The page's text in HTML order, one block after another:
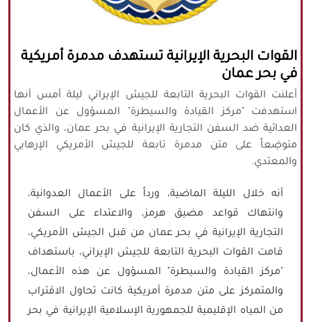
يُرجى ذكر المصدر عند نقل أي موضوع عن
موقعنا
القوات البحرية الإيرانية تستهدف مدمرة أمريكية
في بحر عمان
أعلنت القوات البحرية التابعة للجيش الإيراني ليلة أمس أنها
استهدفت "مركز القيادة والسيطرة" المسؤول عن الأعمال
العدائية ضد السفن التجارية الإيرانية في بحر عمان، والذي كان
متوضِعاً على متن مدمرة تابعة للجيش الأمريكي الإرهابي
والمعتدي.
أنه خلال الليلة الماضية، ورداً على الأعمال العدوانية،
وانتهاك قواعد مضيق هرمز، والاعتداء على السفن
التجارية الإيرانية في بحر عمان من قبل الجيش الأمريكي،
قامت القوات البحرية التابعة للجيش الإيراني، باستهداف
"مركز القيادة والسيطرة" المسؤول عن هذه الأعمال،
والمتمركز على متن مدمرة أمريكية كانت تحاول الاقتراب
من المياه الإقليمية للجمهورية الإسلامية الإيرانية في بحر